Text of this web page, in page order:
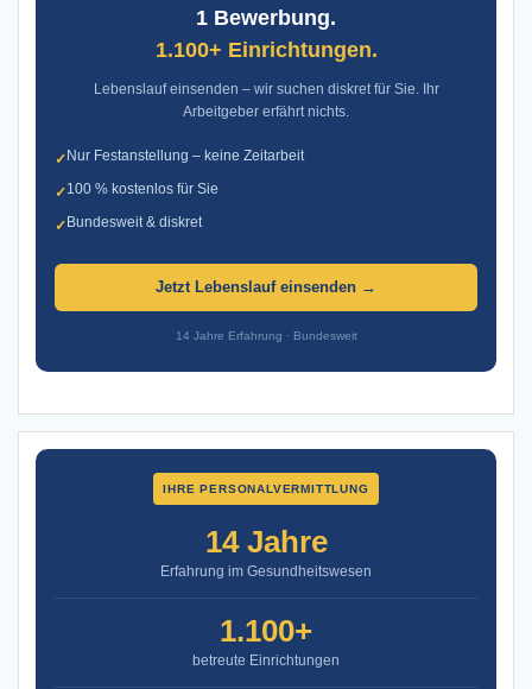
1 Bewerbung.
1.100+ Einrichtungen.
Lebenslauf einsenden – wir suchen diskret für Sie. Ihr
Arbeitgeber erfährt nichts.
✓ Nur Festanstellung – keine Zeitarbeit
✓100 % kostenlos für Sie
✓ Bundesweit & diskret
Jetzt Lebenslauf einsenden →
14 Jahre Erfahrung · Bundesweit
IHRE PERSONALVERMITTLUNG
14 Jahre
Erfahrung im Gesundheitswesen
1.100+
betreute Einrichtungen